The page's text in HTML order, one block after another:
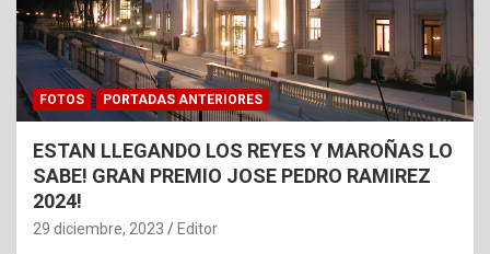
FOTOS PORTADAS ANTERIORES
ESTAN LLEGANDO LOS REYES Y MAROÑAS LO
SABE! GRAN PREMIO JOSE PEDRO RAMIREZ
2024!
29 diciembre, 2023 Editor